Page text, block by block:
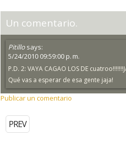
Un comentario.
Pitillo says:
5/24/2010 09:59:00 p. m.
P.D. 2: VAYA CAGAO LOS DE
Qué vas a esperar de esa gente jaja!
Publicar un comentario
PREV